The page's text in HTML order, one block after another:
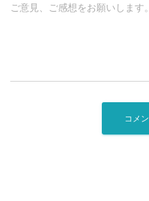
ご意見、ご感想をお願いします。